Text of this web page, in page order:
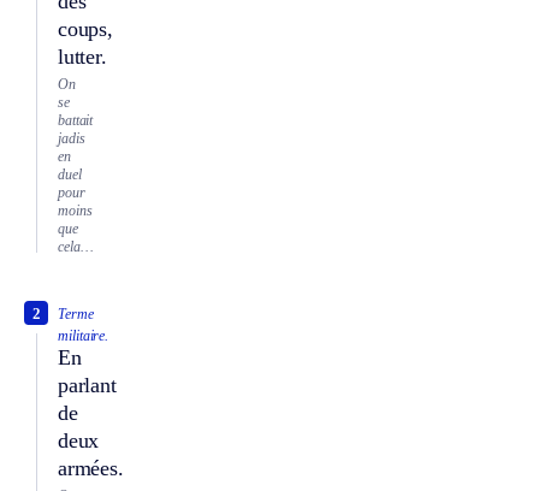
coups,
lutter.
On
se
battait
jadis
en
duel
pour
moins
que
cela…
Terme
militaire.
En
parlant
de
deux
armées.
2